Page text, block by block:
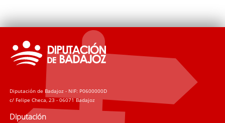
Diputación de Badajoz - NIF: P0600000D
c/ Felipe Checa, 23 - 06071 Badajoz
Diputación